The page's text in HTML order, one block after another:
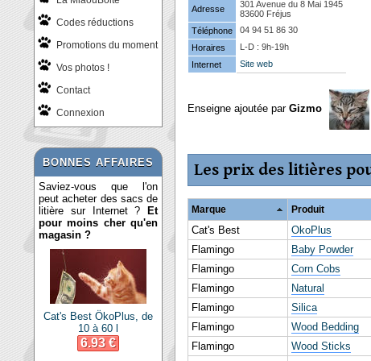
Codes réductions
Promotions du moment
Vos photos !
Contact
Connexion
BONNES AFFAIRES
Saviez-vous que l'on
peut acheter des sacs de
litière sur Internet ?
Et
pour moins cher qu'en
magasin ?
Cat's Best ÖkoPlus, de
10 à 60 l
6.93 €
Adresse
301 Avenue du 8 Mai 1945
83600 Fréjus
Téléphone
04 94 51 86 30
Horaires
L-D : 9h-19h
Internet
Site web
Enseigne ajoutée par Gizmo
Les prix des litières
Marque Produit
Cat's Best OkoPlus
Flamingo
Baby Powder
Flamingo
Corn Cobs
Flamingo
Natural
Flamingo
Silica
Flamingo
Wood Bedding
Flamingo
Wood Sticks